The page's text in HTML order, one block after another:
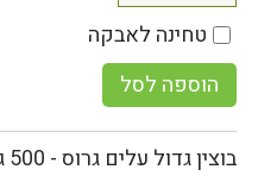
טחינה לאבקה
הוספה לסל
בוצין גדול עלים גרוס - 500 גר